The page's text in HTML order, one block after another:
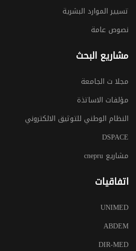
تسيير الموارد البشرية
نصوص عامة
مشاريع البحث
مجلا ت الجامعة
مؤلفات الاساتذة
النظام الوطني للتوثيق الالكتروني
DSPACE
مشاريع cnepru
اتفاقيات
UNIMED
ABDEM
DIR-MED